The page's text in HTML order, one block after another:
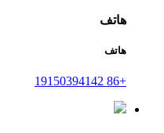
هاتف
هاتف
+86 19150394142